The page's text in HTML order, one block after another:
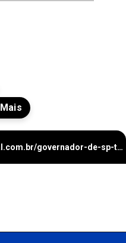
https://falaregional.com.br/governador-de-sp-tarcisio-de-freitas-anuncia-construcao-de-mais-seis-estacoes-na-linha-6-laranja-do-metro.html?tipo=amp